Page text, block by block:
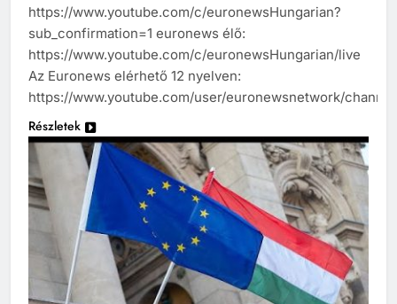
https://www.youtube.com/c/euronewsHungarian?
sub_confirmation=1 euronews élő:
https://www.youtube.com/c/euronewsHungarian/live
Az Euronews elérhető 12 nyelven:
https://www.youtube.com/user/euronewsnetwork/
Részletek